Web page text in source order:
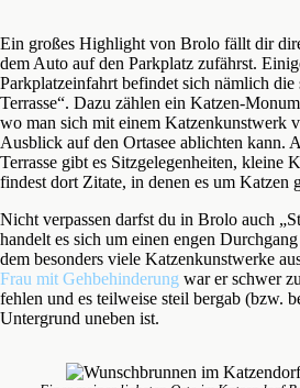
Ein großes Highlight von Brolo fällt dir
dem Auto auf den Parkplatz zufährst.
Parkplatzeinfahrt befindet sich nämlich die
Terrasse“. Dazu zählen ein Katzen-
wo man sich mit einem Katzenkunstwerk
Ausblick auf den Ortasee ablichten kann.
Terrasse gibt es Sitzgelegenheiten, kleine
findest dort Zitate, in denen es um Katzen
Nicht verpassen darfst du in Brolo auch
handelt es sich um einen engen
dem besonders viele Katzenkunstwerke
Frau mit Gehbehinderung war er schwer
fehlen und es teilweise steil bergab (bzw.
Untergrund uneben ist.